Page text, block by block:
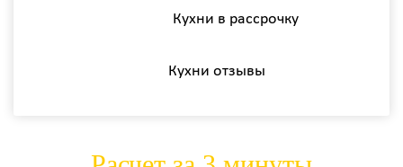
Кухни в рассрочку
Кухни отзывы